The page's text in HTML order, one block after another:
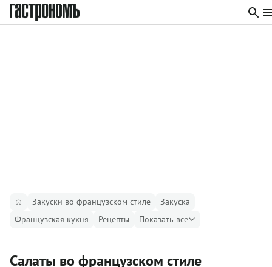
Закуски во французском стиле
Закуска
Французская кухня
Рецепты Показать все
Салаты во французском стиле